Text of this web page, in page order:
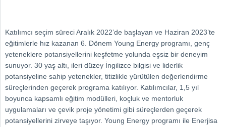
Katılımcı seçim süreci Aralık 2022’de başlayan ve Haziran 2023’te
eğitimlerle hız kazanan 6. Dönem Young Energy programı, genç
yeteneklere potansiyellerini keşfetme yolunda eşsiz bir deneyim
sunuyor. 30 yaş altı, ileri düzey İngilizce bilgisi ve liderlik
potansiyeline sahip yetenekler, titizlikle yürütülen değerlendirme
süreçlerinden geçerek programa katılıyor. Katılımcılar, 1,5 yıl
boyunca kapsamlı eğitim modülleri, koçluk ve mentorluk
uygulamaları ve çevik proje yönetimi gibi süreçlerden geçerek
potansiyellerini zirveye taşıyor. Young Energy programı ile Enerjisa